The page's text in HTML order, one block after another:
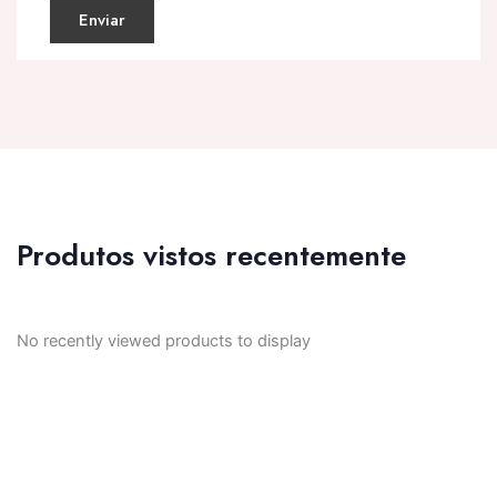
Produtos vistos recentemente
No recently viewed products to display